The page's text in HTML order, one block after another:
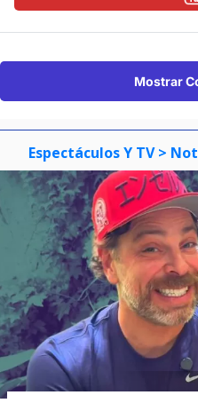
Mostrar
Espectáculos Y TV >